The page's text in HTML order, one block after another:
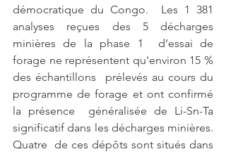
démocratique du Congo.  Les 1 381
analyses reçues des 5 décharges
minières de la phase 1  d’essai de
forage ne représentent qu'environ 15 %
des échantillons  prélevés au cours du
programme de forage et ont confirmé
la présence  généralisée de Li-Sn-Ta
significatif dans les décharges minières.
Quatre  de ces dépôts sont situés dans